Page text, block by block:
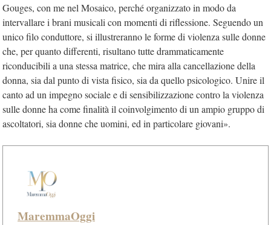
Gouges, con me nel Mosaico, perché organizzato in modo da
intervallare i brani musicali con momenti di riflessione. Seguendo un
unico filo conduttore, si illustreranno le forme di violenza sulle donne
che, per quanto differenti, risultano tutte drammaticamente
riconducibili a una stessa matrice, che mira alla cancellazione della
donna, sia dal punto di vista fisico, sia da quello psicologico. Unire il
canto ad un impegno sociale e di sensibilizzazione contro la violenza
sulle donne ha come finalità il coinvolgimento di un ampio gruppo di
ascoltatori, sia donne che uomini, ed in particolare giovani».
MaremmaOggi